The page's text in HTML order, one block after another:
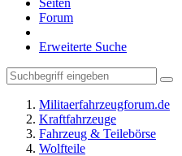
Seiten
Forum
Erweiterte Suche
Militaerfahrzeugforum.de
Kraftfahrzeuge
Fahrzeug & Teilebörse
Wolfteile